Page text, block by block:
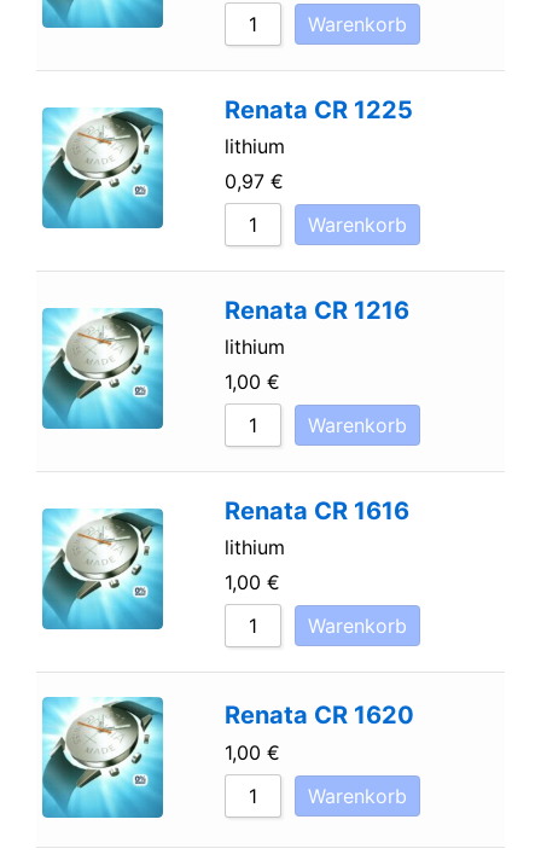
Warenkorb
Renata CR 1225
lithium
0,97 €
Warenkorb
Renata CR 1216
lithium
1,00 €
Warenkorb
Renata CR 1616
lithium
1,00 €
Warenkorb
Renata CR 1620
1,00 €
Warenkorb